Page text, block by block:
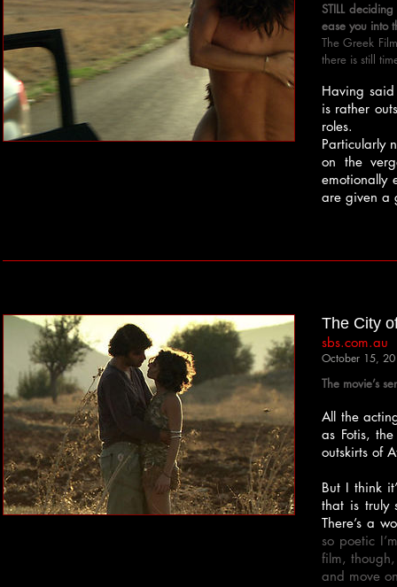
STILL
ease you into
The Greek
there is still
Having
is rather
roles.
Particularly
on the
emotionally
are given a
The City
sbs.com.au
October 15,
The movie’s
All the
as Fotis,
outskirts of
But I think
that is truly
There’s a
so poetic
film,
and move